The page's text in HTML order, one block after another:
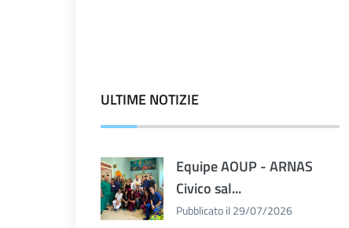
ULTIME NOTIZIE
Equipe AOUP - ARNAS
Civico sal...
Pubblicato il 29/07/2026